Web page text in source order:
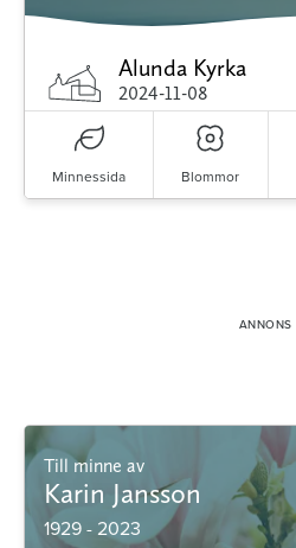
Alunda Kyrka
2024-11-08
Minnessida Blommor
Till minne av
Karin Jansson
1929 - 2023